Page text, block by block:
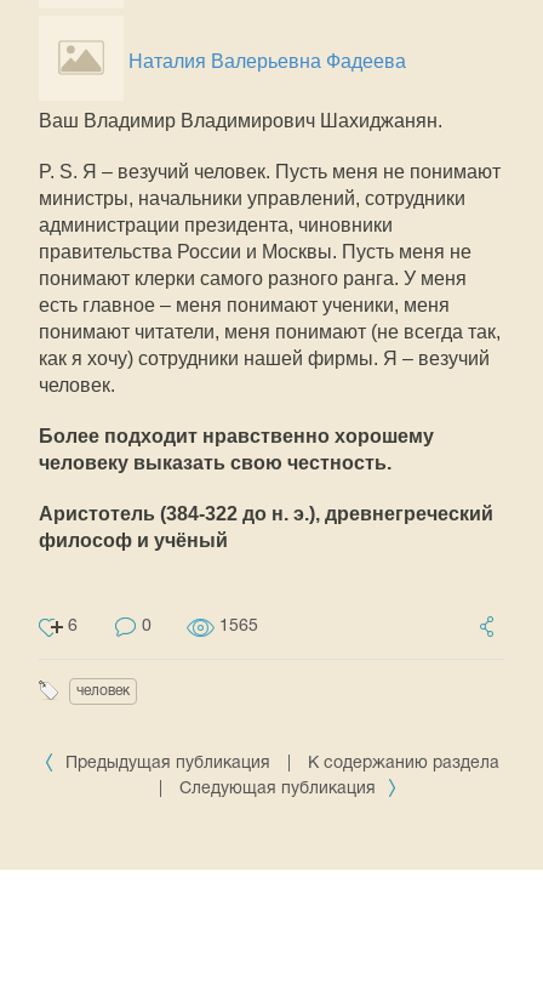
Наталия Валерьевна Фадеева
Ваш Владимир Владимирович Шахиджанян.
P. S. Я – везучий человек. Пусть меня не понимают
министры, начальники управлений, сотрудники
администрации президента, чиновники
правительства России и Москвы. Пусть меня не
понимают клерки самого разного ранга. У меня
есть главное – меня понимают ученики, меня
понимают читатели, меня понимают (не всегда так,
как я хочу) сотрудники нашей фирмы. Я – везучий
человек.
Более подходит нравственно хорошему
человеку выказать свою честность.
Аристотель (384-322 до н. э.), древнегреческий
философ и учёный
6 0 1565
человек
Предыдущая публикация
К содержанию раздела
Следующая публикация